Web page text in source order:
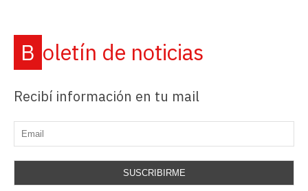
Boletín de noticias
Recibí información en tu mail
SUSCRIBIRME